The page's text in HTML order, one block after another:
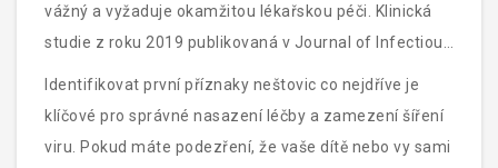
vážný a vyžaduje okamžitou lékařskou péči. Klinická
studie z roku 2019 publikovaná v Journal of Infectious
Diseases uvedla, že dospělí mají vyšší riziko
komplikací spojených s neštovicemi, což zahrnuje i
hospitalizaci.
Identifikovat první příznaky neštovic co nejdříve je
klíčové pro správné nasazení léčby a zamezení šíření
viru. Pokud máte podezření, že vaše dítě nebo vy sami